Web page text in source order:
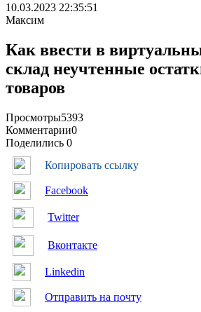
10.03.2023 22:35:51
Максим
Как ввести в
склад неучтенные
товаров
Просмотры5393
Комментарии0
Поделились 0
Копировать ссылку
Facebook
Twitter
Вконтакте
Linkedin
Отправить на почту